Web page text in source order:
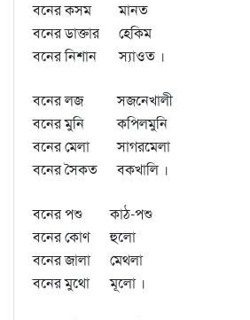
বনের কসম
মানত
বনের ডাক্তার হেকিম
বনের নিশান
স্যাওত ।
বনের লজ
সজনেখালী
বনের মুনি
কপিলমুনি
বনের মেলা
সাগরমেলা
বনের সৈকত বকখালি ।
বনের পশু
কাঠ-পশু
বনের কোণ
হুলো
বনের জালা মেথলা
বনের মুথো
মূলো ।